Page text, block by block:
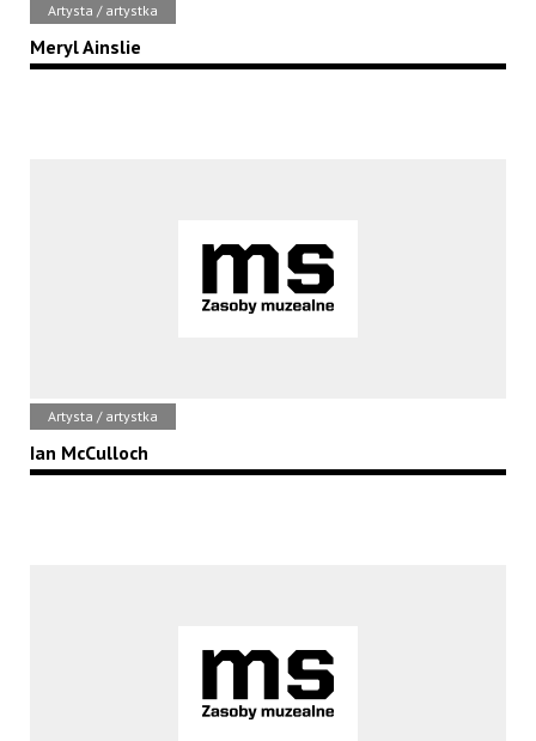
Artysta / artystka
Meryl Ainslie
Artysta / artystka
Ian McCulloch